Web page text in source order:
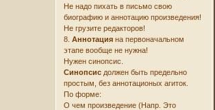
Не надо пихать в письмо свою
биографию и аннотацию произведения!
Не грузите редакторов!
8. Аннотацияна первоначальном
этапе вообще не нужна!
Нужен синопсис.
Синопсисдолжен быть предельно
простым, без аннотационых агиток.
По форме:
О чем произведение (Напр. Это